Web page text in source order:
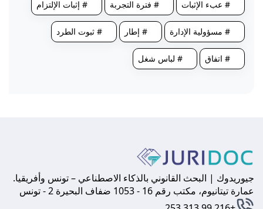
# عبء الإثبات # فترة التجربة # إثبات الإلتزام
# مسؤولية الإدارة # إطار # ثبوت الطرد
# اتفاق # لباس شغل
جيوريدوك | البحث القانوني بالذكاء الاصطناعي – تونس وأفريقيا.
عمارة تيتانيوم، مكتب رقم 16 - 1053 ضفاف البحيرة 2 - تونس